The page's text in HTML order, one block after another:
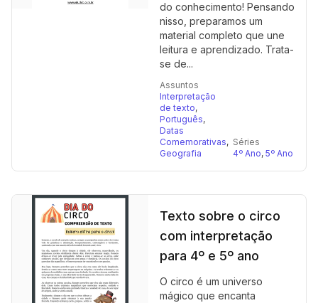
do conhecimento! Pensando
nisso, preparamos um
material completo que une
leitura e aprendizado. Trata-
se de...
Assuntos
Interpretação
de texto,
Português,
Datas
Comemorativas,
Geografia
Séries
4º Ano, 5º Ano
Texto sobre o circo
com interpretação
para 4º e 5º ano
O circo é um universo
mágico que encanta